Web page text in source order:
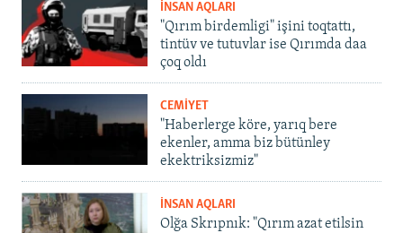
İNSAN AQLARI
"Qırım birdemligi" işini toqtattı,
tintüv ve tutuvlar ise Qırımda daa
çoq oldı
CEMİYET
"Haberlerge köre, yarıq bere
ekenler, amma biz bütünley
ekektriksizmiz"
İNSAN AQLARI
Olğa Skrıpnık: "Qırım azat etilsin